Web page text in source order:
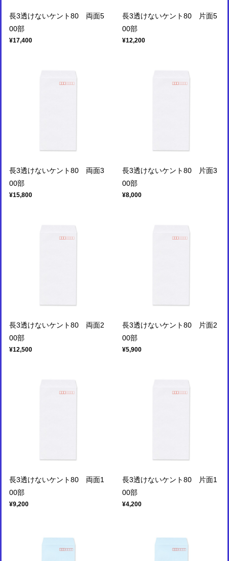
長3透けないケント80 両面5
00部
¥17,400
長3透けないケント80 片面5
00部
¥12,200
長3透けないケント80 両面3
00部
¥15,800
長3透けないケント80 片面3
00部
¥8,000
長3透けないケント80 両面2
00部
¥12,500
長3透けないケント80 片面2
00部
¥5,900
長3透けないケント80 両面1
00部
¥9,200
長3透けないケント80 片面1
00部
¥4,200